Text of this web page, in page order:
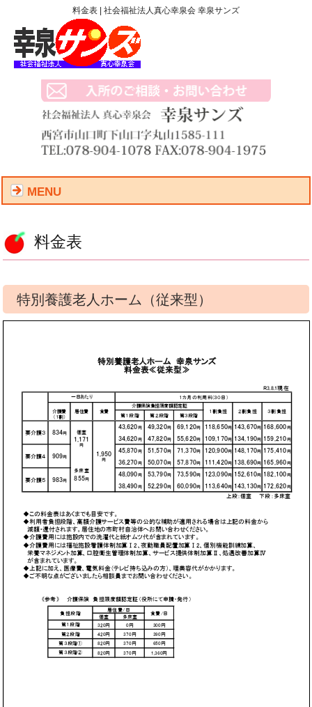
料金表 | 社会福祉法人真心幸泉会 幸泉サンズ
MENU
料金表
特別養護老人ホーム（従来型）